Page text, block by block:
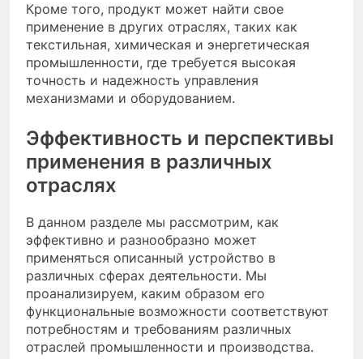
Кроме того, продукт может найти свое
применение в других отраслях, таких как
текстильная, химическая и энергетическая
промышленности, где требуется высокая
точность и надежность управления
механизмами и оборудованием.
Эффективность и перспективы
применения в различных
отраслях
В данном разделе мы рассмотрим, как
эффективно и разнообразно может
применяться описанный устройство в
различных сферах деятельности. Мы
проанализируем, каким образом его
функциональные возможности соответствуют
потребностям и требованиям различных
отраслей промышленности и производства.